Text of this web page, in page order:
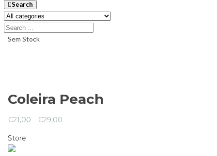
Search
Sem Stock
Coleira Peach
€21,00 – €29,00
Store